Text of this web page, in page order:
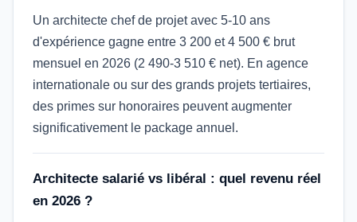
Un architecte chef de projet avec 5-10 ans
d'expérience gagne entre 3 200 et 4 500 € brut
mensuel en 2026 (2 490-3 510 € net). En agence
internationale ou sur des grands projets tertiaires,
des primes sur honoraires peuvent augmenter
significativement le package annuel.
Architecte salarié vs libéral : quel revenu réel
en 2026 ?